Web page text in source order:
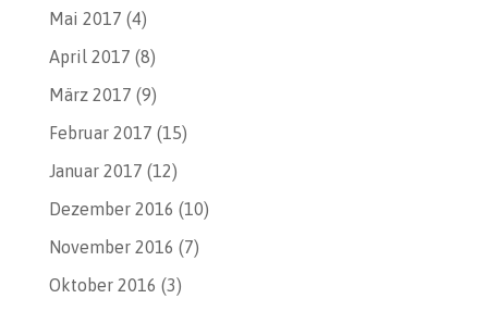
Mai 2017 (4)
April 2017 (8)
März 2017 (9)
Februar 2017 (15)
Januar 2017 (12)
Dezember 2016 (10)
November 2016 (7)
Oktober 2016 (3)